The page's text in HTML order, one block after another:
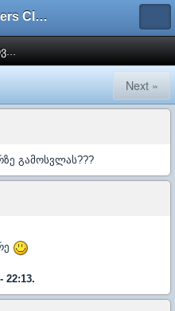
Carp Fishers Club Georgia
Next »
გამოსვლას???
22:13.